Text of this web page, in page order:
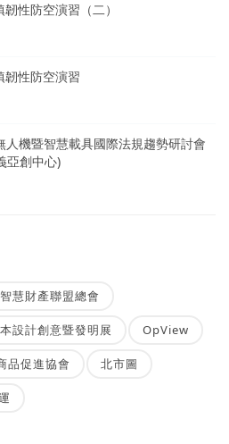
性防空演習（二）
韌性防空演習
人機暨智慧載具國際法規趨勢研討會
亞創中心)
慧財產聯盟總會
設計創意暨發明展 OpView
品促進協會 北市圖